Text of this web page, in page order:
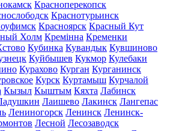
Красноперекопск
Краснотурьинск
Красноярск Красный Кут
Холм Кремінна Кременки
Кубинка Кувандык Кувшиново
Куйбышев Кукмор Кулебаки
Курахово Курган Курганинск
Курск Куртамыш Курчалой
Кызыл Кыштым Кяхта Лабинск
Лаишево Лакинск Лангепас
Лениногорск Ленинск Ленинск-
Лесной Лесозаводск